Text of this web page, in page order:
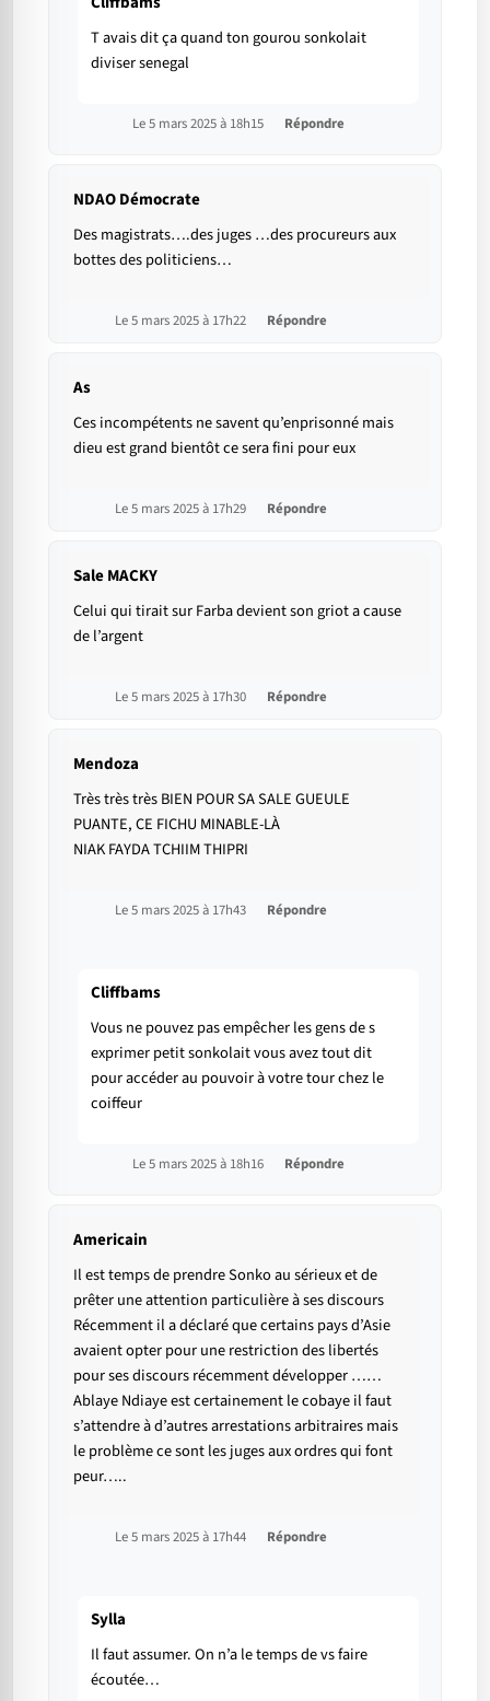
T avais dit ça quand ton gourou sonkolait
diviser senegal
Le 5 mars 2025 à 18h15 Répondre
NDAO Démocrate
Des magistrats….des juges …des procureurs aux
bottes des politiciens…
Le 5 mars 2025 à 17h22 Répondre
As
Ces incompétents ne savent qu’enprisonné mais
dieu est grand bientôt ce sera fini pour eux
Le 5 mars 2025 à 17h29 Répondre
Sale MACKY
Celui qui tirait sur Farba devient son griot a cause
de l’argent
Le 5 mars 2025 à 17h30 Répondre
Mendoza
Très très très BIEN POUR SA SALE GUEULE
PUANTE, CE FICHU MINABLE-LÀ
NIAK FAYDA TCHIIM THIPRI
Le 5 mars 2025 à 17h43 Répondre
Cliffbams
Vous ne pouvez pas empêcher les gens de s
exprimer petit sonkolait vous avez tout dit
pour accéder au pouvoir à votre tour chez le
coiffeur
Le 5 mars 2025 à 18h16 Répondre
Americain
Il est temps de prendre Sonko au sérieux et de
prêter une attention particulière à ses discours
Récemment il a déclaré que certains pays d’Asie
avaient opter pour une restriction des libertés
pour ses discours récemment développer ……
Ablaye Ndiaye est certainement le cobaye il faut
s’attendre à d’autres arrestations arbitraires mais
le problème ce sont les juges aux ordres qui font
peur…..
Le 5 mars 2025 à 17h44 Répondre
Sylla
Il faut assumer. On n’a le temps de vs faire
écoutée…